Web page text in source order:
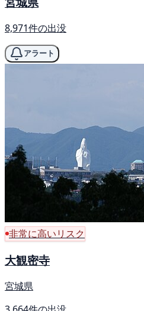
8,971件の出没
アラート
非常に高いリスク
大観密寺
宮城県